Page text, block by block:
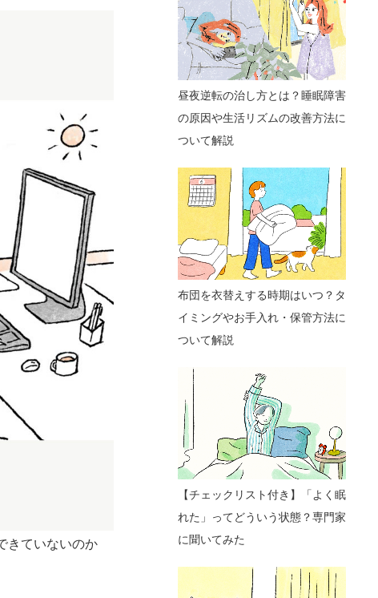
きていないのか
昼夜逆転の治し方とは？睡眠障害
の原因や生活リズムの改善方法に
ついて解説
布団を衣替えする時期はいつ？タ
イミングやお手入れ・保管方法に
ついて解説
【チェックリスト付き】「よく眠
れた」ってどういう状態？専門家
に聞いてみた